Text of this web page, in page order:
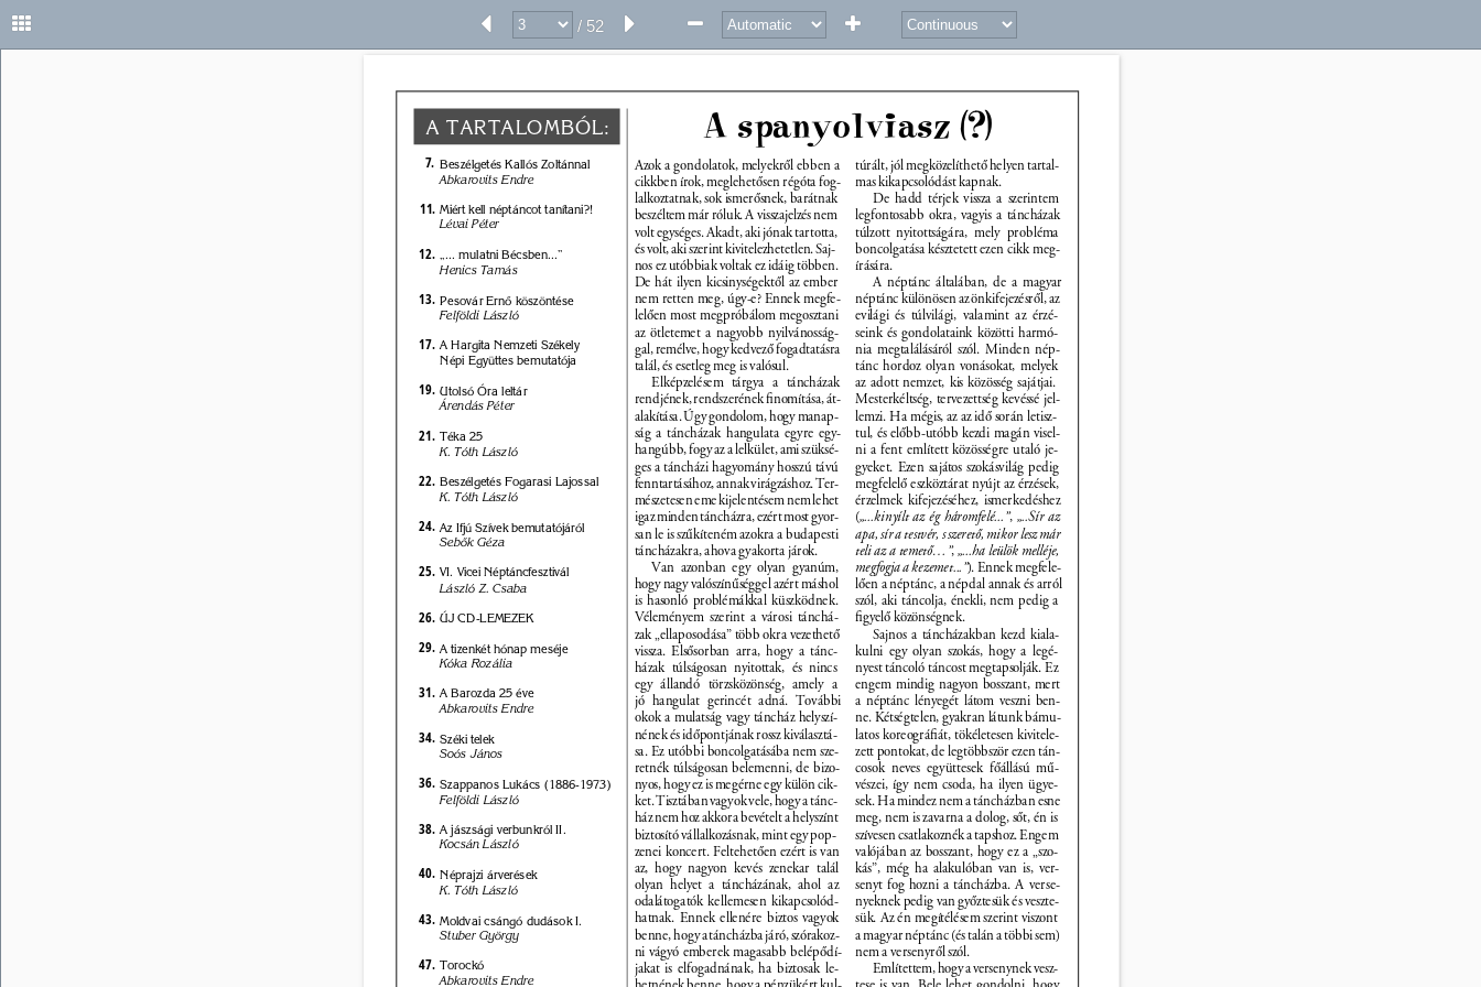
/ 52
A TARTALOMBÓL:
Beszélgetés Kallós Zoltánnal
Abkarovits Endre
Miért kell néptáncot tanítani?!
Lévai Péter
„... mulatni Bécsben...”
Henics Tamás
Pesovár Ernõ köszöntése
Felföldi László
A Hargita Nemzeti Székely
Népi Együttes bemutatója
Utolsó Óra leltár
Árendás Péter
Téka 25
K. Tóth László
Beszélgetés Fogarasi Lajossal
K. Tóth László
Az Ifjú Szívek bemutatójáról
Sebõk Géza
VI. Vicei Néptáncfesztivál
László Z. Csaba
ÚJ CD-LEMEZEK
A tizenkét hónap meséje
Kóka Rozália
A Barozda 25 éve
Abkarovits Endre
Széki telek
Soós János
Szappanos Lukács (1886-1973)
Felföldi László
A jászsági verbunkról II.
Kocsán László
Néprajzi árverések
K. Tóth László
Moldvai csángó dudások I.
Stuber György
Torockó
Abkarovits Endre
7.
11.
12.
13.
17.
19.
21.
22.
24.
25.
26.
29.
31.
34.
36.
38.
40.
43.
47.
A spanyolviasz (?)
Azok a gondolatok, melyekrõl ebben a
cikkben írok, meglehetõsen régóta fog-
lalkoztatnak, sok ismerõsnek, barátnak
beszéltem már róluk. A visszajelzés nem
volt egységes. Akadt, aki jónak tartotta,
és volt, aki szerint kivitelezhetetlen. Saj-
nos ez utóbbiak voltak ez idáig többen.
De hát ilyen kicsinységektõl az ember
nem retten meg, úgy-e? Ennek megfe-
lelõen most megpróbálom megosztani
az ötletemet a nagyobb nyilvánosság-
gal, remélve, hogy kedvezõ fogadtatásra
talál, és esetleg meg is valósul.
Elképzelésem tárgya a táncházak
rendjének, rendszerének ﬁnomítása, át-
alakítása. Úgy gondolom, hogy manap-
ság a táncházak hangulata egyre egy-
hangúbb, fogy az a lelkület, ami szüksé-
ges a táncházi hagyomány hosszú távú
fenntartásához, annak virágzáshoz. Ter-
mészetesen eme kijelentésem nem lehet
igaz minden táncházra, ezért most gyor-
san le is szûkíteném azokra a budapesti
táncházakra, ahova gyakorta járok.
Van azonban egy olyan gyanúm,
hogy nagy valószínûséggel azért máshol
is hasonló problémákkal küszködnek.
Véleményem szerint a városi tánchá-
zak „ellaposodása” több okra vezethetõ
vissza. Elsõsorban arra, hogy a tánc-
házak túlságosan nyitottak, és nincs
egy állandó törzsközönség, amely a
jó hangulat gerincét adná. További
okok a mulatság vagy táncház helyszí-
nének és idõpontjának rossz kiválasztá-
sa. Ez utóbbi boncolgatásába nem sze-
retnék túlságosan belemenni, de bizo-
nyos, hogy ez is megérne egy külön cik-
ket. Tisztában vagyok vele, hogy a tánc-
ház nem hoz akkora bevételt a helyszínt
biztosító vállalkozásnak, mint egy pop-
zenei koncert. Feltehetõen ezért is van
az, hogy nagyon kevés zenekar talál
olyan helyet a táncházának, ahol az
odalátogatók kellemesen kikapcsolód-
hatnak. Ennek ellenére biztos vagyok
benne, hogy a táncházba járó, szórakoz-
ni vágyó emberek magasabb belépõdí-
jakat is elfogadnának, ha biztosak le-
túrált, jól megközelíthetõ helyen tartal-
mas kikapcsolódást kapnak.
De hadd térjek vissza a szerintem
legfontosabb okra, vagyis a táncházak
túlzott nyitottságára, mely probléma
boncolgatása késztetett ezen cikk meg-
írására.
A néptánc általában, de a magyar
néptánc különösen az önkifejezésrõl, az
evilági és túlvilági, valamint az érzé-
seink és gondolataink közötti harmó-
nia megtalálásáról szól. Minden nép-
tánc hordoz olyan vonásokat, melyek
az adott nemzet, kis közösség sajátjai.
Mesterkéltség, tervezettség kevéssé jel-
lemzi. Ha mégis, az az idõ során letisz-
tul, és elõbb-utóbb kezdi magán visel-
ni a fent említett közösségre utaló je-
gyeket. Ezen sajátos szokásvilág pedig
megfelelõ eszköztárat nyújt az érzések,
érzelmek kifejezéséhez, ismerkedéshez
(„...kinyílt az ég háromfelé...”, „..Sír az
apa, sír a testvér, s szeretõ, mikor lesz már
teli az a temetõ…”, „...ha leülök melléje,
megfogja a kezemet...”). Ennek megfele-
lõen a néptánc, a népdal annak és arról
szól, aki táncolja, énekli, nem pedig a
ﬁgyelõ közönségnek.
Sajnos a táncházakban kezd kiala-
kulni egy olyan szokás, hogy a legé-
nyest táncoló táncost megtapsolják. Ez
engem mindig nagyon bosszant, mert
a néptánc lényegét látom veszni ben-
ne. Kétségtelen, gyakran látunk bámu-
latos koreográﬁát, tökéletesen kivitele-
zett pontokat, de legtöbbször ezen tán-
cosok neves együttesek fõállású mû-
vészei, így nem csoda, ha ilyen ügye-
sek. Ha mindez nem a táncházban esne
meg, nem is zavarna a dolog, sõt, én is
szívesen csatlakoznék a tapshoz. Engem
valójában az bosszant, hogy ez a „szo-
kás”, még ha alakulóban van is, ver-
senyt fog hozni a táncházba. A verse-
nyeknek pedig van gyõztesük és veszte-
sük. Az én megítélésem szerint viszont
a magyar néptánc (és talán a többi sem)
nem a versenyrõl szól.
Említettem, hogy a versenynek vesz-